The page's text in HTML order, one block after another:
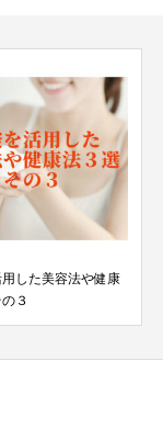
用した美容法や健康
３